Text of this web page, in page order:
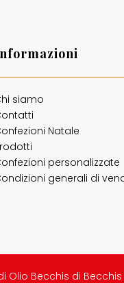
siamo
Natale
personalizzate
generali di
Becchis di Becchis